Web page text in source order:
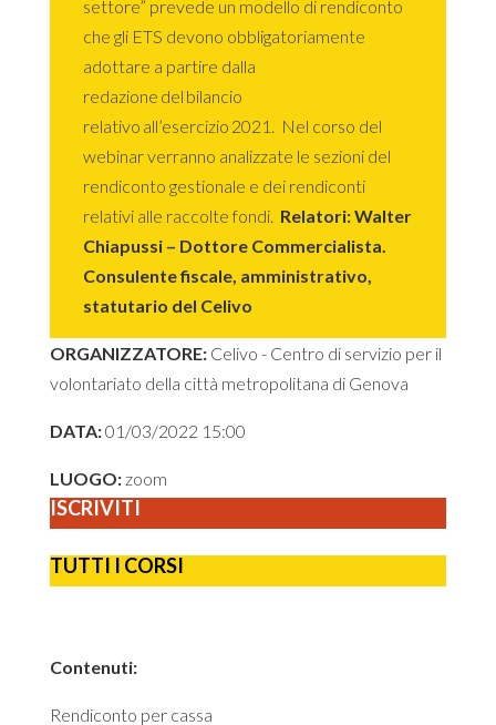
settore” prevede un modello di rendiconto
che gli ETS devono obbligatoriamente
adottare a partire dalla
redazione del bilancio
relativo all’esercizio 2021. Nel corso del
webinar verranno analizzate le sezioni del
rendiconto gestionale e dei rendiconti
relativi alle raccolte fondi. Relatori: Walter
Chiapussi – Dottore Commercialista.
Consulente fiscale, amministrativo,
statutario del Celivo
ORGANIZZATORE:Celivo - Centro di servizio per il
volontariato della città metropolitana di Genova
DATA:01/03/2022 15:00
LUOGO:zoom
ISCRIVITI
TUTTI I CORSI
Contenuti:
Rendiconto per cassa